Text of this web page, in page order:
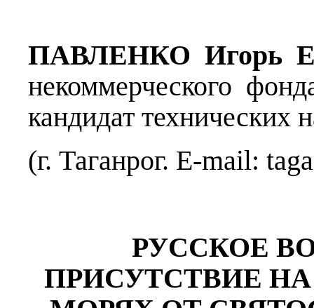
ПАВЛЕНКО Игорь
некоммерческого
кандидат технических
(г. Таганрог. E-mail:
РУССКОЕ
ПРИСУТСТВИЕ